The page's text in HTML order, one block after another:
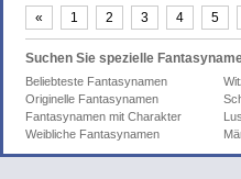
« 1 2 3 4 5
Suchen Sie spezielle
Beliebteste Fantasynamen
Originelle Fantasynamen
Fantasynamen mit Charakter
Weibliche Fantasynamen